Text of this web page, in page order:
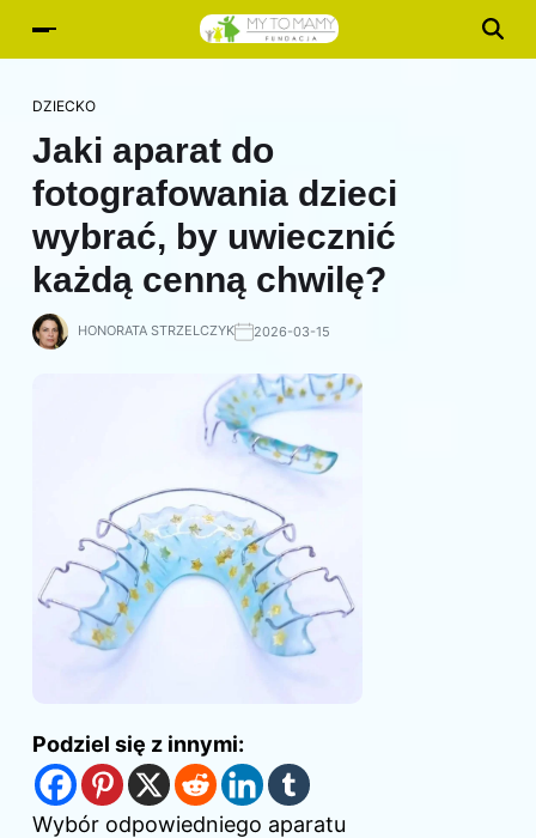
DZIECKO
Jaki aparat do
fotografowania dzieci
wybrać, by uwiecznić
każdą cenną chwilę?
HONORATA STRZELCZYK 2026-03-15
Podziel się z innymi:
Wybór odpowiedniego aparatu